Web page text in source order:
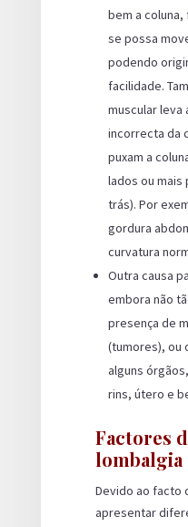
bem a
se possa
podendo
facilidade.
muscular leva
incorrecta da
puxam a
lados ou mais
trás). Por
gordura
curvatura
Outra causa
embora não
presença de
(tumores), ou
alguns
rins, útero e
Factores
lombalgia
Devido ao facto
apresentar